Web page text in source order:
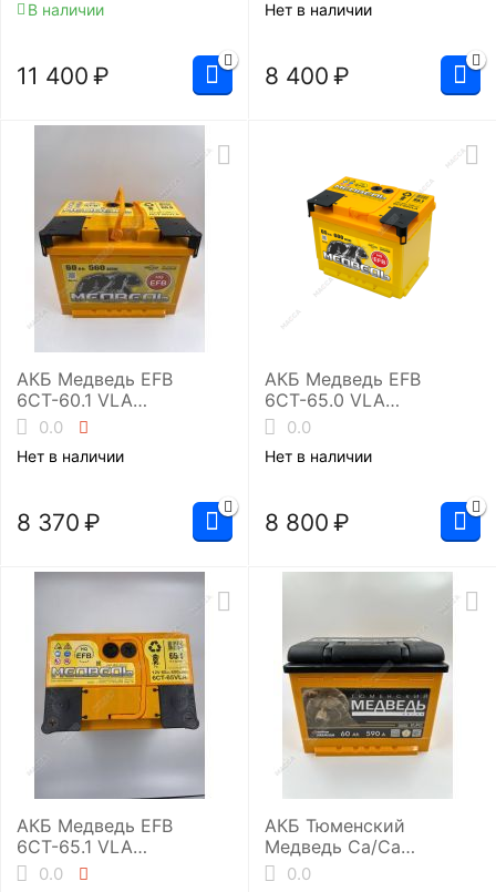
В наличии
11 400 ₽
Нет в наличии
8 400 ₽
АКБ Медведь EFB
6СТ-60.1 VLA
(L2/560EN)
0.0
Нет в наличии
8 370 ₽
АКБ Медведь EFB
6СТ-65.0 VLA
(L2/600EN)
0.0
Нет в наличии
8 800 ₽
АКБ Медведь EFB
6СТ-65.1 VLA
(L2/600EN)
0.0
АКБ Тюменский
Медведь Ca/Ca
6ст-60.0 (L2/590EN)
0.0